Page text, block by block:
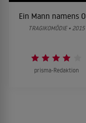
Ein Mann namens
TRAGIKOMÖDIE • 2015
prisma-Redaktion